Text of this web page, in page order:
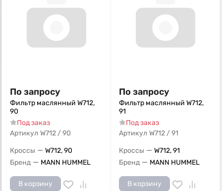
По запросу
Фильтр маслянный W712,
90
Под заказ
Артикул W712 / 90
Кроссы — W712, 90
Бренд — MANN HUMMEL
В корзину
По запросу
Фильтр маслянный W712,
91
Под заказ
Артикул W712 / 91
Кроссы — W712, 91
Бренд — MANN HUMMEL
В корзину